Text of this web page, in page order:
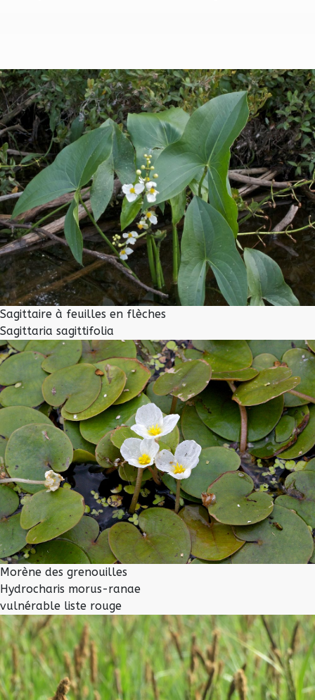
Sagittaire à feuilles en flèches
Sagittaria sagittifolia
Morène des grenouilles
Hydrocharis morus-ranae
vulnérable liste rouge